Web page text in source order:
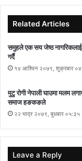
Related Articles
समुहले एक सय जेष्ठ नागरिकलाई
गर्दै
१४ आश्विन २०७९, शुक्रबार
मुटु रोगी नेपाली घाउमा मलम
समाज हङकङले
२२ भाद्र २०७९, बुधबार ०५:३५
Leave a Reply